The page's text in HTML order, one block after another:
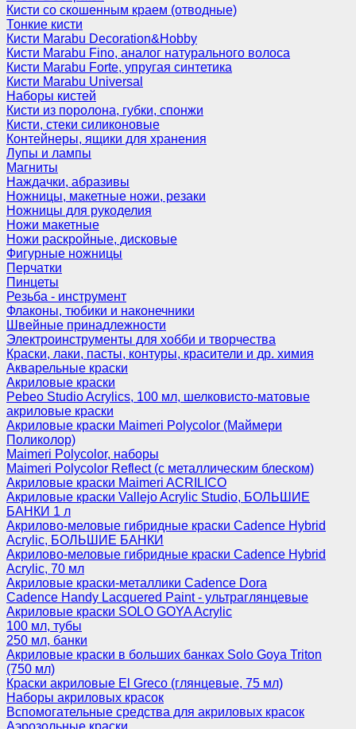
Кисти со скошенным краем (отводные)
Тонкие кисти
Кисти Marabu Decoration&Hobby
Кисти Marabu Fino, аналог натурального волоса
Кисти Marabu Forte, упругая синтетика
Кисти Marabu Universal
Наборы кистей
Кисти из поролона, губки, спонжи
Кисти, стеки силиконовые
Контейнеры, ящики для хранения
Лупы и лампы
Магниты
Наждачки, абразивы
Ножницы, макетные ножи, резаки
Ножницы для рукоделия
Ножи макетные
Ножи раскройные, дисковые
Фигурные ножницы
Перчатки
Пинцеты
Резьба - инструмент
Флаконы, тюбики и наконечники
Швейные принадлежности
Электроинструменты для хобби и творчества
Краски, лаки, пасты, контуры, красители и др. химия
Акварельные краски
Акриловые краски
Pebeo Studio Acrylics, 100 мл, шелковисто-матовые
акриловые краски
Акриловые краски Maimeri Polycolor (Маймери
Поликолор)
Maimeri Polycolor, наборы
Maimeri Polycolor Reflect (с металлическим блеском)
Акриловые краски Maimeri ACRILICO
Акриловые краски Vallejo Acrylic Studio, БОЛЬШИЕ
БАНКИ 1 л
Акрилово-меловые гибридные краски Cadence Hybrid
Acrylic, БОЛЬШИЕ БАНКИ
Акрилово-меловые гибридные краски Cadence Hybrid
Acrylic, 70 мл
Акриловые краски-металлики Cadence Dora
Cadence Handy Lacquered Paint - ультраглянцевые
Акриловые краски SOLO GOYA Acrylic
100 мл, тубы
250 мл, банки
Акриловые краски в больших банках Solo Goya Triton
(750 мл)
Краски акриловые El Greco (глянцевые, 75 мл)
Наборы акриловых красок
Вспомогательные средства для акриловых красок
Аэрозольные краски